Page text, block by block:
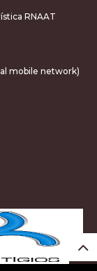
RNAAT
mobile network)